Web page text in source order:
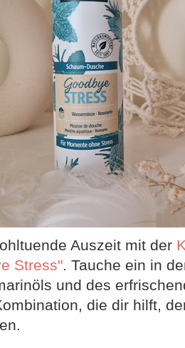
Auszeit mit der
Stress". Tauche ein in
und des
die dir hilft,